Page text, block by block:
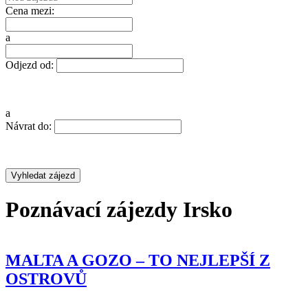
Cena mezi:
a
Odjezd od:
a
Návrat do:
Poznávací zájezdy Irsko
TO NEJLEPŠÍ Z OSTROVŮ
HYPOGEUM + MOŘE
VIETNAM A